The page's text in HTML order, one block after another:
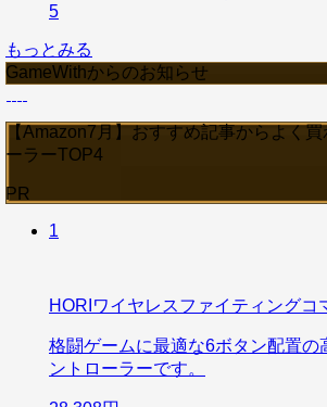
5
もっとみる
GameWithからのお知らせ
【Amazon7月】おすすめ記事からよく
ーラーTOP4
PR
1
HORIワイヤレスファイティングコ
格闘ゲームに最適な6ボタン配置の
ントローラーです。